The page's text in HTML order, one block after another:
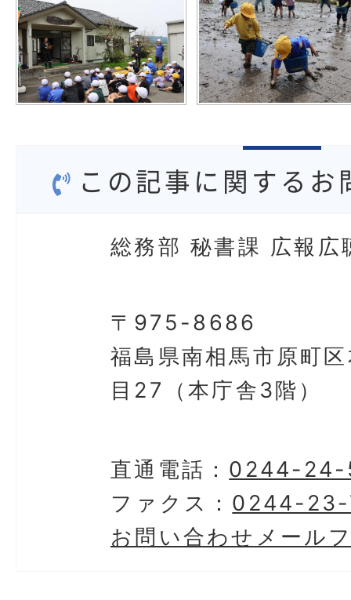
この記事に関するお
総務部 秘書課 広報広
〒975-8686
福島県南相馬市原町
目27（本庁舎3階）
直通電話： 0244-24-
ファクス： 0244-
お問い合わせメール